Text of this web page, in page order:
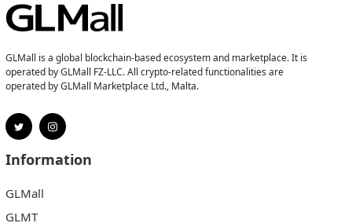
GLMall is a global blockchain-based ecosystem and marketplace. It is
operated by GLMall FZ-LLC. All crypto-related functionalities are
operated by GLMall Marketplace Ltd., Malta.
Information
GLMall
GLMT